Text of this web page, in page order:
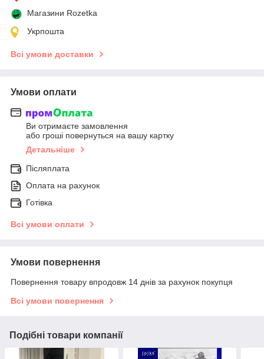
Магазини Rozetka
Укрпошта
Всі умови доставки
Умови оплати
Ви отримаєте замовлення
або гроші повернуться на вашу картку
Детальніше
Післяплата
Оплата на рахунок
Готівка
Всі умови оплати
Умови повернення
Повернення товару впродовж 14 днів за рахунок покупця
Всі умови повернення
Подібні товари компанії